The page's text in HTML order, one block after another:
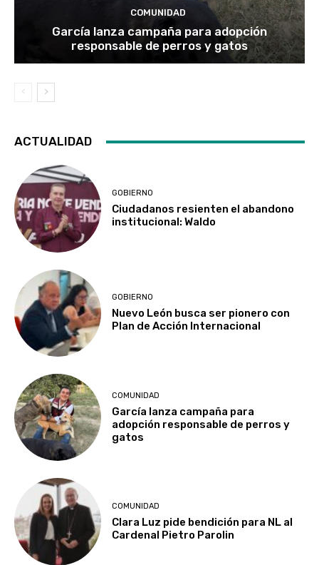
COMUNIDAD
García lanza campaña para adopción
responsable de perros y gatos
ACTUALIDAD
GOBIERNO
Ciudadanos resienten el abandono
institucional: Waldo
GOBIERNO
Nuevo León busca ser pionero con
Plan de Acción Internacional
COMUNIDAD
García lanza campaña para
adopción responsable de perros y
gatos
COMUNIDAD
Clara Luz pide bendición para NL al
Cardenal Pietro Parolin